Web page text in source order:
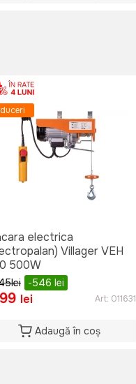
electrica
Villager VEH
500W
lei -546 lei
lei Art: 011631
Adaugă în coș